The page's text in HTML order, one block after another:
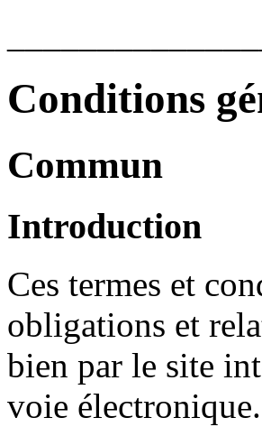
Conditions
Commun
Introduction
Ces termes et
obligations et
bien par le site
voie électronique.